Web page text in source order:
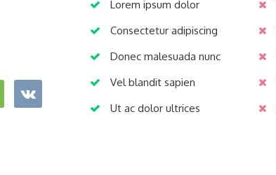
Lorem ipsum dolor
Consectetur adipiscing
Donec malesuada nunc
Vel blandit sapien
Ut ac dolor ultrices